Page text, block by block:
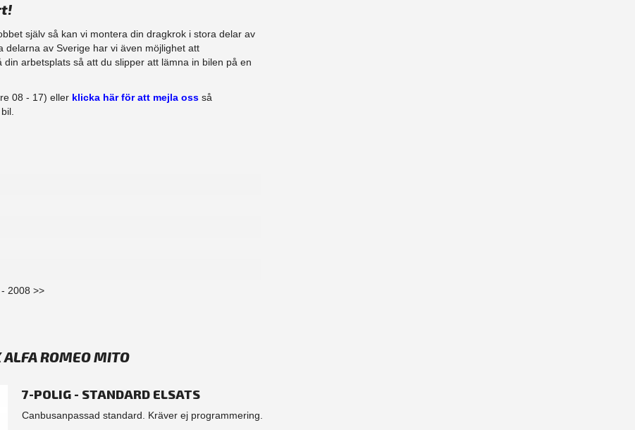
själv så kan vi montera din dragkrok i stora delar av
delarna av Sverige har vi även möjlighet att
arbetsplats så att du slipper att lämna in bilen på en
08 - 17) eller klicka här för att mejla oss så
2008 >>
ALFA ROMEO MITO
7-POLIG - STANDARD ELSATS
Canbusanpassad standard. Kräver ej programmering.